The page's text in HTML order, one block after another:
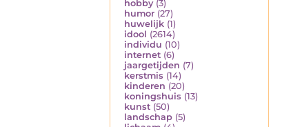
hobby (3)
humor (27)
huwelijk (1)
idool (2614)
individu (10)
internet (6)
jaargetijden (7)
kerstmis (14)
kinderen (20)
koningshuis (13)
kunst (50)
landschap (5)